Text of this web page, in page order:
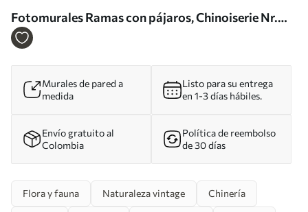
Fotomurales Ramas con pájaros, Chinoiserie Nr.
u94493
Murales de pared a
medida
Listo para su entrega
en 1-3 días hábiles.
Envío gratuito al
Colombia
Política de reembolso
de 30 días
Flora y fauna Naturaleza vintage Chinería